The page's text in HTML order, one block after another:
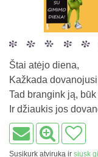
Štai atėjo diena,
Kažkada
Tad brangink ją,
Ir džiaukis jos
Susikurk atviruką ir siųsk